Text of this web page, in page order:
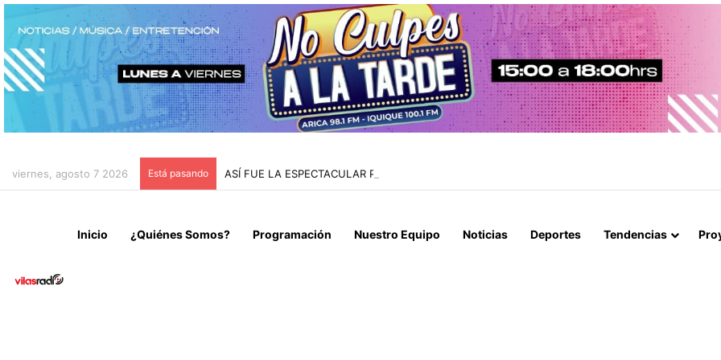
viernes, agosto 7 2026 Está pasando ASÍ FUE LA ESPECTACULAR PERSECUCIÓN EN IQUIQUE QUE TERMINÓ CON UN AUTO
Inicio ¿Quiénes Somos? Programación Nuestro Equipo Noticias Deportes Tendencias